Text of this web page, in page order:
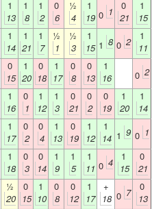
1
13
1
8
1
2
0
6
½
4
1
19 0 1
0
21
1
15
1
14
1
21
1
7
½
1
½
3
1
15 1 8 0 2
1
11
0
15
1
20
0
18
1
17
0
8
0
13
1
16
0 2
1
16
0
1
1
12
1
3
0
21
0
2
0
19
1
20
1
14
1
17
0
2
0
4
1
13
0
19
1
12
1
14 1 9 0 1
1
18
0
3
0
14
1
9
1
5
1
11 0 4
1
15
0
21
½
20
0
15
1
10
0
8
0
12
1
17
+
18 0 7
0
13